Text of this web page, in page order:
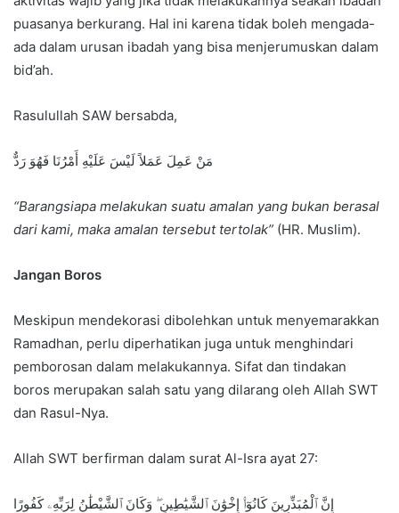
puasanya berkurang. Hal ini karena tidak boleh mengada-
ada dalam urusan ibadah yang bisa menjerumuskan dalam
bid’ah.
Rasulullah SAW bersabda,
مَنْ عَمِلَ عَمَلاً لَيْسَ عَلَيْهِ أَمْرُنَا فَهُوَ رَدٌّ
“Barangsiapa melakukan suatu amalan yang bukan berasal
dari kami, maka amalan tersebut tertolak” (HR. Muslim).
Jangan Boros
Meskipun mendekorasi dibolehkan untuk menyemarakkan
Ramadhan, perlu diperhatikan juga untuk menghindari
pemborosan dalam melakukannya. Sifat dan tindakan
boros merupakan salah satu yang dilarang oleh Allah SWT
dan Rasul-Nya.
Allah SWT berfirman dalam surat Al-Isra ayat 27:
إِنَّ ٱلْمُبَذِّرِينَ كَانُوٓا۟ إِخْوَٰنَ ٱلشَّيَٰطِينِ ۖ وَكَانَ ٱلشَّيْطَٰنُ لِرَبِّهِۦ كَفُورًا